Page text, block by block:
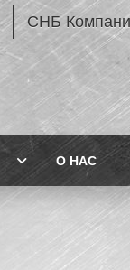
СНБ Компани
О НАС